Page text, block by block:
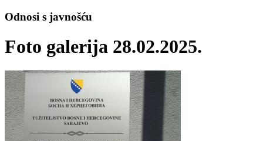
Odnosi s javnošću
Foto galerija 28.02.2025.